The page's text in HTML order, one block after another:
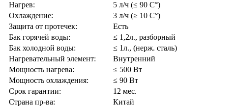
Нагрев:
5 л/ч (≤ 90 C°)
Охлаждение:
3 л/ч (≥ 10 C°)
Защита от протечек:
Есть
Бак горячей воды:
≤ 1,2л., разборный
Бак холодной воды:
≤ 1л., (нерж. сталь)
Нагревательный элемент:
Внутренний
Мощность нагрева:
≤ 500 Вт
Мощность охлаждения:
≤ 90 Вт
Срок гарантии:
12 мес.
Страна пр-ва:
Китай